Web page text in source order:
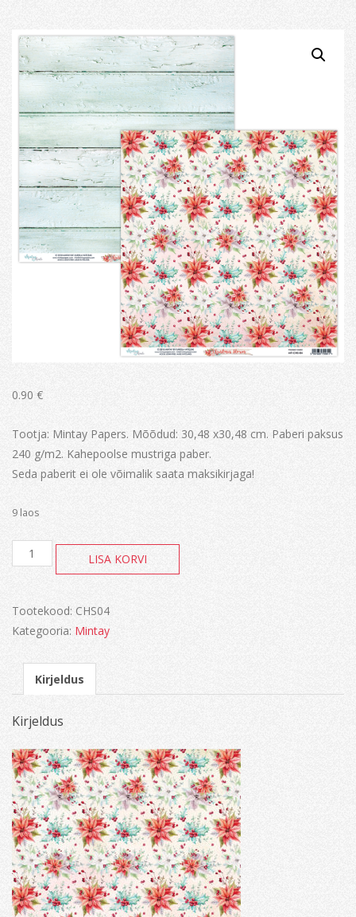
0.90 €
Tootja: Mintay Papers. Mõõdud: 30,48 x30,48 cm. Paberi paksus
240 g/m2. Kahepoolse mustriga paber.
Seda paberit ei ole võimalik saata maksikirjaga!
9 laos
Christmas
Stories
LISA KORVI
Tootekood: CHS04
Kategooria: Mintay
Kirjeldus
Kirjeldus